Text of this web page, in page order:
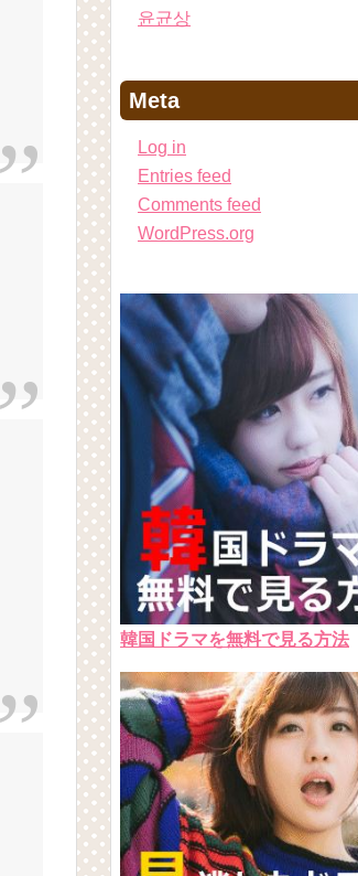
윤균상
Meta
Log in
Entries feed
Comments feed
WordPress.org
韓国ドラマを無料で見る方法